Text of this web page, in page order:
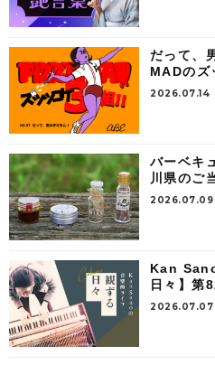
だって、
MADのズ
2026.07.14
バーベキ
川県のご
2026.07.09
Kan
日々】第
2026.07.07